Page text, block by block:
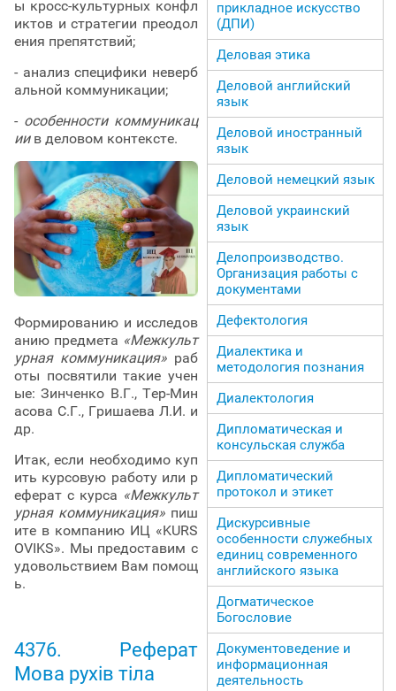
ы кросс-культурных конфл
иктов и стратегии преодол
ения препятствий;
- анализ специфики неверб
альной коммуникации;
- особенности коммуникац
иив деловом контексте.
Формированию и исследов
анию предмета «Межкульт
урная коммуникация» раб
оты посвятили такие учен
ые: Зинченко В.Г., Тер-Мин
асова С.Г., Гришаева Л.И. и
др.
Итак, если необходимо куп
ить курсовую работу или р
еферат с курса «Межкульт
урная коммуникация» пиш
ите в компанию ИЦ «KURS
OVIKS». Мы предоставим с
удовольствием Вам помощ
ь.
4376. Реферат
Мова рухів тіла
прикладное искусство
(ДПИ)
Деловая этика
Деловой английский
язык
Деловой иностранный
язык
Деловой немецкий язык
Деловой украинский
язык
Делопроизводство.
Организация работы с
документами
Дефектология
Диалектика и
методология познания
Диалектология
Дипломатическая и
консульская служба
Дипломатический
протокол и этикет
Дискурсивные
особенности служебных
единиц современного
английского языка
Догматическое
Богословие
Документоведение и
информационная
деятельность